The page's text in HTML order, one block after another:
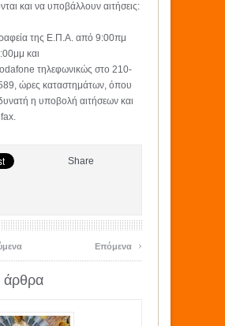
και να υποβάλλουν αιτήσεις:
της Ε.Π.Α. από 9:00πμ
και
τηλεφωνικώς στο 210-
ώρες καταστημάτων, όπου
δυνατή η υποβολή αιτήσεων και
Share
Επόμενα ›
άρθρα